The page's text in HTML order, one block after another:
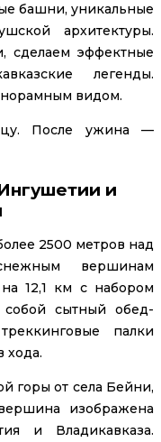
башни, уникальные
архитектуры.
сделаем эффектные
легенды.
видом.
После ужина —
и
2500 метров над
вершинам
12,1 км с набором
сытный обед-
палки
хода.
горы от села Бейни,
изображена
и Владикавказа.